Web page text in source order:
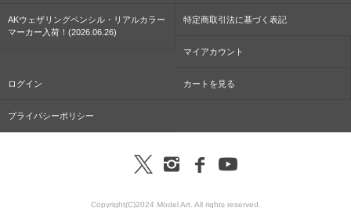
AKウェザリングペンシル・リアルカラー
マーカー入荷！(2026.06.26)
特定商取引法に基づく表記
マイアカウント
ログイン カートを見る
プライバシーポリシー
Copyright(C)2024 Model Art. All rights reserved.